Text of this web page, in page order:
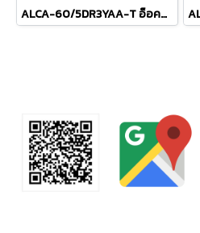
ALCA-60/5DR3YAA-T อ็อคส์ AUX แบบฝ้งฝ้าเพดาน 4ทิศทาง รุ่น Cassette Inverter R-32 ขนาด 60,000BTU เบอร์5 ระบบไฟ 380V รีโมทไร้สาย 2026 (เฉพาะเครื่อง)